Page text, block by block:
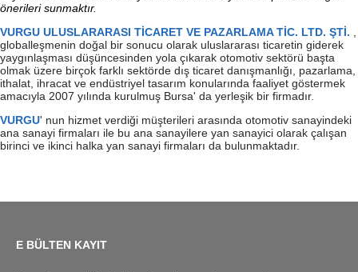
önerileri sunmaktır.
VURGU ULUSLARARASI TİCARET VE PAZARLAMA TİC. LTD. ŞTİ.
globalleşmenin doğal bir sonucu olarak uluslararası ticaretin giderek
yaygınlaşması düşüncesinden yola çıkarak otomotiv sektörü başta
olmak üzere birçok farklı sektörde dış ticaret danışmanlığı, pazarlama,
ithalat, ihracat ve endüstriyel tasarım konularında faaliyet göstermek
amacıyla 2007 yılında kurulmuş Bursa' da yerleşik bir firmadır.
VURGU' nun hizmet verdiği müşterileri arasında otomotiv sanayindeki
ana sanayi firmaları ile bu ana sanayilere yan sanayici olarak çalışan
birinci ve ikinci halka yan sanayi firmaları da bulunmaktadır.
E BÜLTEN KAYIT